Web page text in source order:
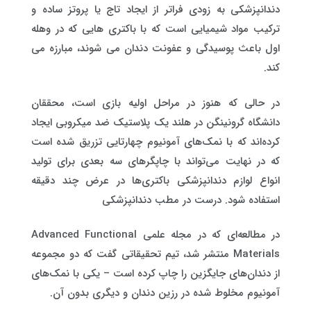
دندانپزشکی به زودی فراتر از ایجاد تاج یا پروتز ساده و
ترکیب مواد شیمیایی است که با باکتری هایی که در وهله
اول باعث پوسیدگی و عفونت دندان می شوند، مبارزه می
کند.
در حالی که هنوز در مراحل اولیه بازی است، محققان
دانشگاه گرونینگن در هلند یک پلاستیک ضد میکروبی ایجاد
کرده‌اند که با نمک‌های آمونیوم چهارتایی تزریق شده است
که در نهایت می‌تواند با چاپگرهای سه بعدی برای تولید
انواع لوازم دندانپزشکی باکتری‌ها در عرض چند دقیقه
استفاده شود. درست در مطب دندانپزشکی
در مطالعه‌ای که در مجله علمی Advanced Functional
Materials منتشر شد، تیم تحقیقاتی گفت که دو مجموعه
از دندان‌های جایگزین را چاپ کرده است – یکی با نمک‌های
آمونیوم مخلوط شده در رزین دندان و دیگری بدون آن.